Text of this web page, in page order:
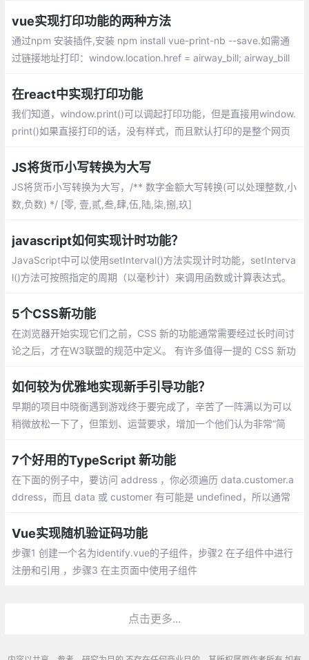
vue实现打印功能的两种方法
通过npm 安装插件,安装 npm install vue-print-nb --save.如需通
过链接地址打印：window.location.href = airway_bill; airway_bill
后设置缩放。
在react中实现打印功能
我们知道，window.print()可以调起打印功能，但是直接用window.
print()如果直接打印的话，没有样式，而且默认打印的是整个网页
样式添加进去
JS将货币小写转换为大写
JS将货币小写转换为大写，/** 数字金额大写转换(可以处理整数,小
数,负数) */ [零, 壹,贰,叁,肆,伍,陆,柒,捌,玖]
javascript如何实现计时功能？
JavaScript中可以使用setInterval()方法实现计时功能，setInterva
l()方法可按照指定的周期（以毫秒计）来调用函数或计算表达式。
5个CSS新功能
在浏览器开始实现它们之前，CSS 新的功能通常需要经过长时间讨
论之后，才在W3联盟的规范中定义。 有许多值得一提的 CSS 新功
的五个功能：
如何较为优雅地实现新手引导功能？
早期的项目中晓衡遇到游戏终于要完成了，辛苦了一阵满以为可以
稍微放松一下了，但策划、运营要求，增加一个他们认为非常“简
7个好用的TypeScript 新功能
在下面的例子中，要访问 address ，你必须遍历 data.customer.a
ddress，而且 data 或 customer 有可能是 undefined，所以通常
Vue实现随机验证码功能
步骤1 创建一个名为identify.vue的子组件，步骤2 在子组件中进行
注册和引用 ，步骤3 在主页面中使用子组件
点击更多...